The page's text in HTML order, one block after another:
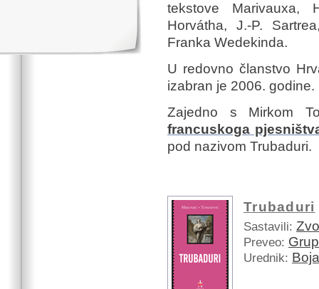
tekstove Marivauxa,
Horvátha, J.-P.
Franka Wedekinda.
U redovno članstvo
izabran je 2006. godine.
Zajedno s Mirkom
francuskoga
pod nazivom Trubaduri.
Trubaduri
Sastavili:
Preveo:
Urednik: